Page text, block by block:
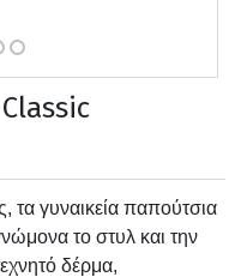
τα γυναικεία παπούτσια
το στυλ και την
δέρμα,